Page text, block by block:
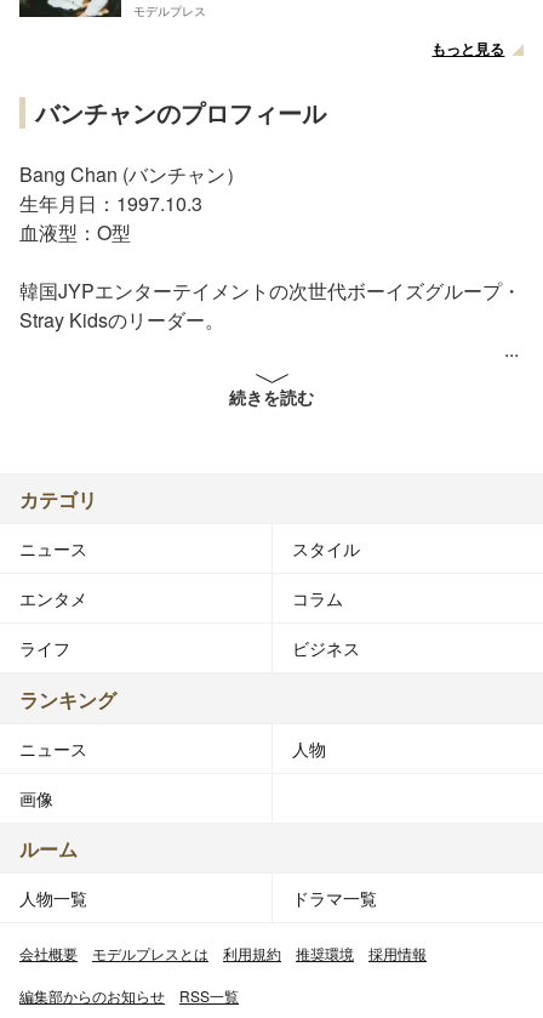
モデルプレス
もっと見る
バンチャンのプロフィール
Bang Chan (バンチャン）
生年月日：1997.10.3
血液型：O型
韓国JYPエンターテイメントの次世代ボーイズグループ・
Stray Kidsのリーダー。
2020年3月18日、ベストアルバム『SKZ2020』で日本デ
続きを読む
カテゴリ
ニュース スタイル
エンタメ コラム
ライフ ビジネス
ランキング
ニュース 人物
画像
ルーム
人物一覧 ドラマ一覧
会社概要 モデルプレスとは 利用規約 推奨環境 採用情報
編集部からのお知らせ RSS一覧